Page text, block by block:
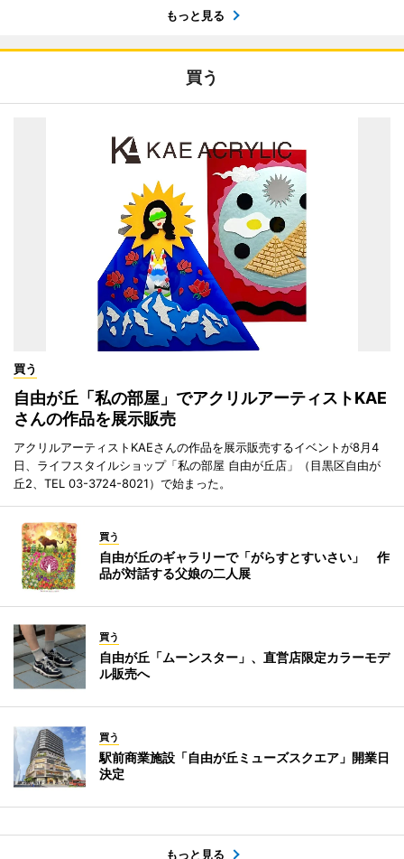
もっと見る
買う
買う
自由が丘「私の部屋」でアクリルアーティストKAE
さんの作品を展示販売
アクリルアーティストKAEさんの作品を展示販売するイベントが8月4
日、ライフスタイルショップ「私の部屋 自由が丘店」（目黒区自由が
丘2、TEL 03-3724-8021）で始まった。
買う
自由が丘のギャラリーで「がらすとすいさい」 作
品が対話する父娘の二人展
買う
自由が丘「ムーンスター」、直営店限定カラーモデ
ル販売へ
買う
駅前商業施設「自由が丘ミューズスクエア」開業日
決定
もっと見る